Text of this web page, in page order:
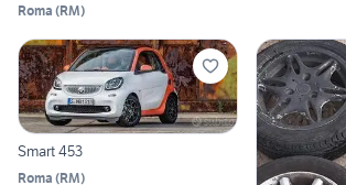
Roma (RM)
Smart 453
Roma (RM)